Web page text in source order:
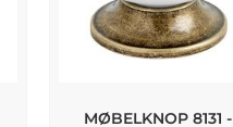
MØBELKNOP 8131 -